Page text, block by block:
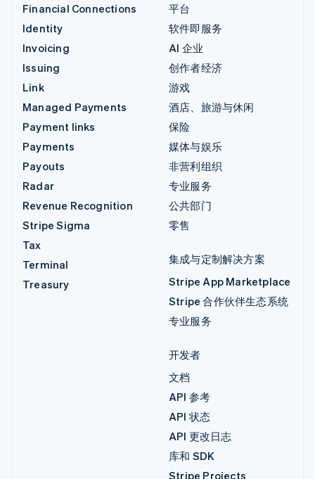
Financial Connections
Identity
Invoicing
Issuing
Link
Managed Payments
Payment links
Payments
Payouts
Radar
Revenue Recognition
Stripe Sigma
Tax
Terminal
Treasury
平台
软件即服务
AI 企业
创作者经济
游戏
酒店、旅游与休闲
保险
媒体与娱乐
非营利组织
专业服务
公共部门
零售
集成与定制解决方案
Stripe App Marketplace
Stripe 合作伙伴生态系统
专业服务
开发者
文档
API 参考
API 状态
API 更改日志
库和 SDK
Stripe Projects